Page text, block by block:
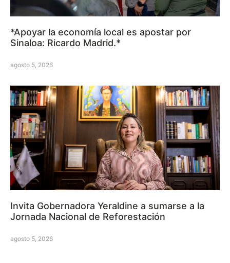
*Apoyar la economía local es apostar por
Sinaloa: Ricardo Madrid.*
agosto 5, 2026
Invita Gobernadora Yeraldine a sumarse a la
Jornada Nacional de Reforestación
agosto 5, 2026